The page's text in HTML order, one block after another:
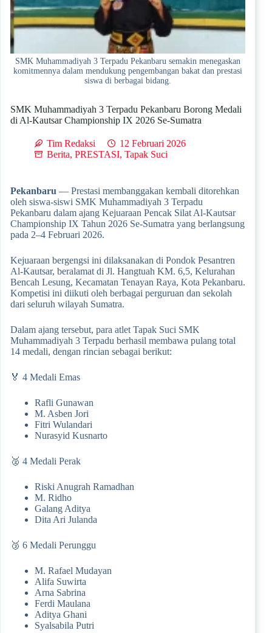
SMK Muhammadiyah 3 Terpadu Pekanbaru semakin menegaskan
komitmennya dalam mendukung pengembangan bakat dan prestasi
siswa di berbagai bidang.
SMK Muhammadiyah 3 Terpadu Pekanbaru Borong Medali
di Al-Kautsar Championship IX 2026 Se-Sumatra
Tim Redaksi
12 Februari 2026
Berita, PRESTASI, Tapak Suci
Pekanbaru — Prestasi membanggakan kembali ditorehkan
oleh siswa-siswi SMK Muhammadiyah 3 Terpadu
Pekanbaru dalam ajang Kejuaraan Pencak Silat Al-Kautsar
Championship IX Tahun 2026 Se-Sumatra yang berlangsung
pada 2–4 Februari 2026.
Kejuaraan bergengsi ini dilaksanakan di Pondok Pesantren
Al-Kautsar, beralamat di Jl. Hangtuah KM. 6,5, Kelurahan
Bencah Lesung, Kecamatan Tenayan Raya, Kota Pekanbaru.
Kompetisi ini diikuti oleh berbagai perguruan dan sekolah
dari seluruh wilayah Sumatra.
Dalam ajang tersebut, para atlet Tapak Suci SMK
Muhammadiyah 3 Terpadu berhasil membawa pulang total
14 medali, dengan rincian sebagai berikut:
🏅 4 Medali Emas
Rafli Gunawan
M. Asben Jori
Fitri Wulandari
Nurasyid Kusnarto
🥈 4 Medali Perak
Riski Anugrah Ramadhan
M. Ridho
Galang Aditya
Dita Ari Julanda
🥉 6 Medali Perunggu
M. Rafael Mudayan
Alifa Suwirta
Arna Sabrina
Ferdi Maulana
Aditya Ghani
Syalsabila Putri